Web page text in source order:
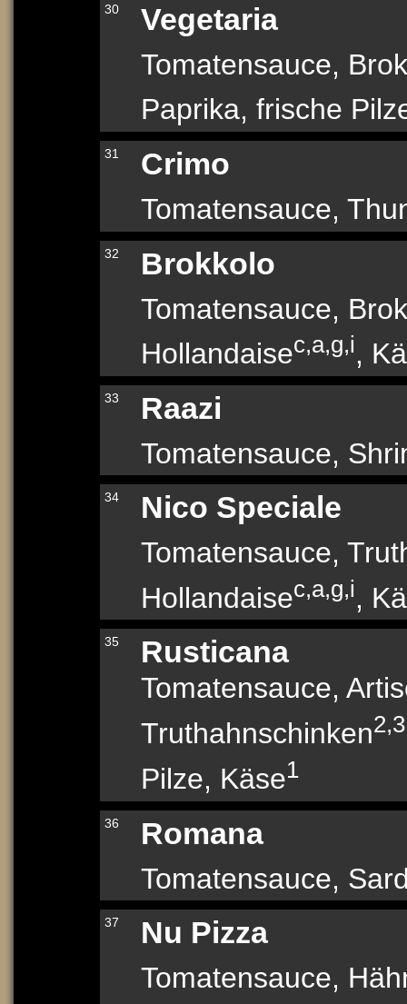
30 Vegetaria
Tomatensauce,
Paprika, frische
31 Crimo
Tomatensauce,
32 Brokkolo
Tomatensauce,
Hollandaisec,a,g,i,
33 Raazi
Tomatensauce,
34 Nico Speciale
Tomatensauce,
Hollandaisec,a,g,i,
35 Rusticana
Tomatensauce,
Truthahnschinken
Pilze, Käse1
36 Romana
Tomatensauce,
37 Nu Pizza
Tomatensauce,